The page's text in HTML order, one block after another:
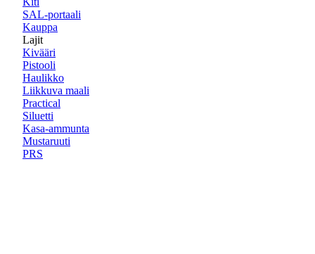
SAL-portaali
Kauppa
Lajit
Kivääri
Pistooli
Haulikko
Liikkuva maali
Practical
Siluetti
Kasa-ammunta
Mustaruuti
PRS